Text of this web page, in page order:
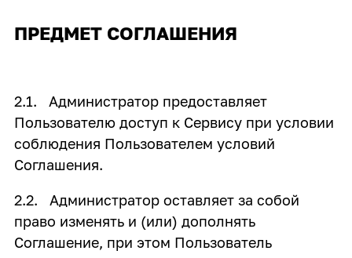
ПРЕДМЕТ СОГЛАШЕНИЯ
2.1. Администратор предоставляет
Пользователю доступ к Сервису при условии
соблюдения Пользователем условий
Соглашения.
2.2. Администратор оставляет за собой
право изменять и (или) дополнять
Соглашение, при этом Пользователь